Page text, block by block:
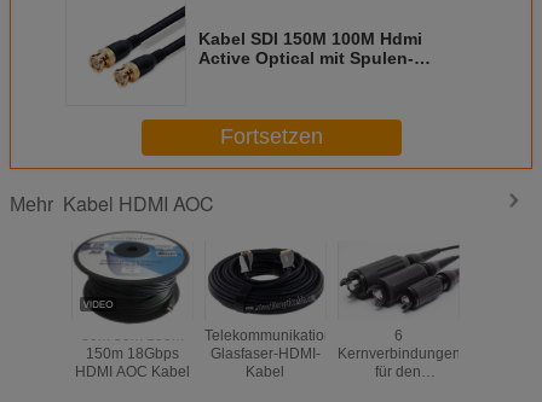
Kabel SDI 150M 100M Hdmi
Active Optical mit Spulen-
Fortsetzen
Mehr Kabel HDMI AOC
30m 50m 100m
150m 18Gbps
HDMI AOC Kabel
Telekommunikations-
Glasfaser-HDMI-
Kabel
6
Kernverbindungen
für den